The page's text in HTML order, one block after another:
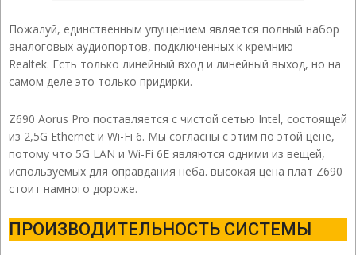
Пожалуй, единственным упущением является полный набор
аналоговых аудиопортов, подключенных к кремнию
Realtek. Есть только линейный вход и линейный выход, но на
самом деле это только придирки.
Z690 Aorus Pro поставляется с чистой сетью Intel, состоящей
из 2,5G Ethernet и Wi-Fi 6. Мы согласны с этим по этой цене,
потому что 5G LAN и Wi-Fi 6E являются одними из вещей,
используемых для оправдания неба. высокая цена плат Z690
стоит намного дороже.
ПРОИЗВОДИТЕЛЬНОСТЬ СИСТЕМЫ